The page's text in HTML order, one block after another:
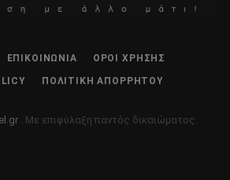
ΕΠΙΚΟΙΝΩΝΊΑ ΌΡΟΙ ΧΡΉΣΗΣ
ΠΟΛΙΤΙΚΉ ΑΠΟΡΡΉΤΟΥ
. Με επιφύλαξη παντός δικαιώματος.